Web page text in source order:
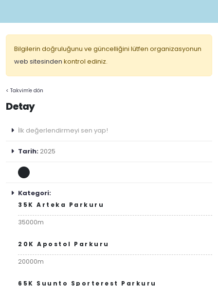
Bilgilerin doğruluğunu ve güncelliğini lütfen organizasyonun
web sitesinden kontrol ediniz.
< Takvim'e dön
Detay
İlk değerlendirmeyi sen yap!
Tarih:2025
Kategori:
35K Arteka Parkuru
35000m
20K Apostol Parkuru
20000m
65K Suunto Sporterest Parkuru